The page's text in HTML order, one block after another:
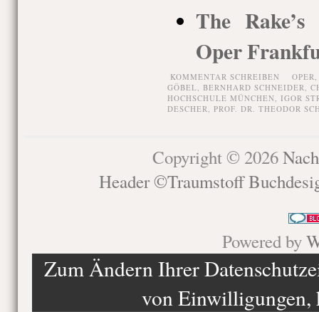
The Rake’s
Oper
KOMMENTAR SCHREIBEN
GÖBEL, BERNHARD SCHNEIDER,
HOCHSCHULE MÜNCHEN, IGOR
DESCHER, PROF. DR. THEODOR
Copyright © 2026
Header ©Traumstoff
Powered by
Zum Ändern Ihrer
von